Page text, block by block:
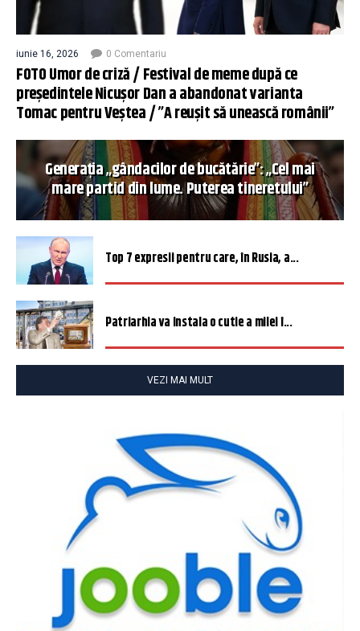
iunie 16, 2026 0 Comentariu
FOTO Umor de criză / Festival de meme după ce
președintele Nicușor Dan a abandonat varianta
Tomac pentru Veștea / ”A reușit să unească românii”
Generația „gândacilor de bucătărie”: „Cel mai
mare partid din lume. Puterea tineretului”
Top 7 expresii pentru care, în Rusia, a...
Patriarhia va instala o cutie a milei î...
VEZI MAI MULT